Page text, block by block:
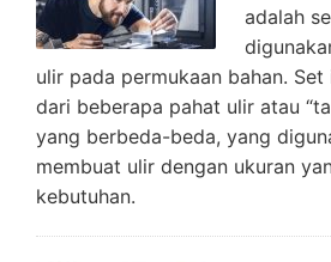
adalah
ulir pada permukaan bahan.
dari beberapa pahat ulir atau
yang berbeda-beda, yang
membuat ulir dengan ukuran
kebutuhan.